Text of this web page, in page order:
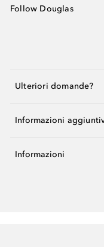
Follow Douglas
Ulteriori domande?
Informazioni
Informazioni